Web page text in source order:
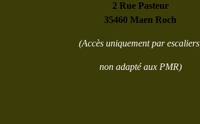
2 Rue Pasteur
35460 Maen Roch
(Accès uniquement par escaliers,
non adapté aux PMR)